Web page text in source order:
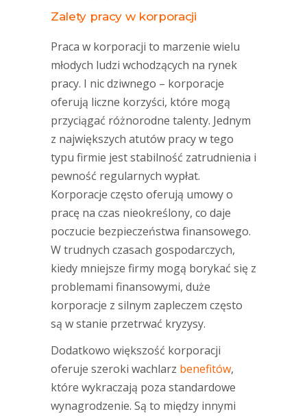
Zalety pracy w korporacji
Praca w korporacji to marzenie wielu
młodych ludzi wchodzących na rynek
pracy. I nic dziwnego – korporacje
oferują liczne korzyści, które mogą
przyciągać różnorodne talenty. Jednym
z największych atutów pracy w tego
typu firmie jest stabilność zatrudnienia i
pewność regularnych wypłat.
Korporacje często oferują umowy o
pracę na czas nieokreślony, co daje
poczucie bezpieczeństwa finansowego.
W trudnych czasach gospodarczych,
kiedy mniejsze firmy mogą borykać się z
problemami finansowymi, duże
korporacje z silnym zapleczem często
są w stanie przetrwać kryzysy.
Dodatkowo większość korporacji
oferuje szeroki wachlarz benefitów,
które wykraczają poza standardowe
wynagrodzenie. Są to między innymi